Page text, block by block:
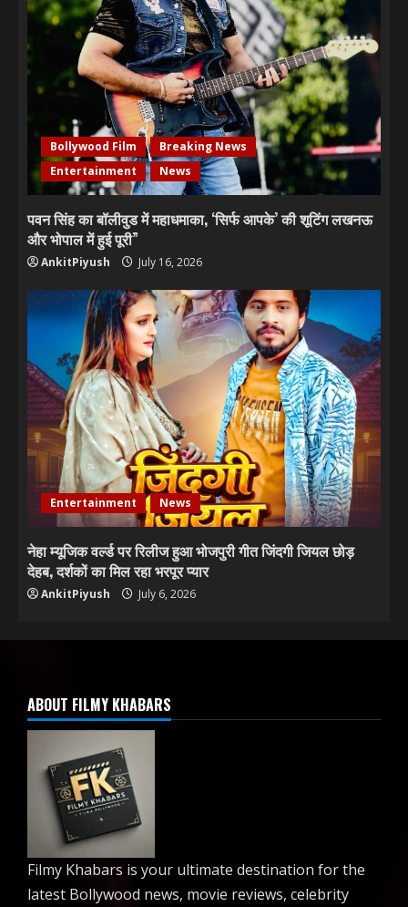
Bollywood Film
Breaking News
Entertainment
News
पवन सिंह का बॉलीवुड में महाधमाका, ‘सिर्फ आपके’ की शूटिंग लखनऊ
और भोपाल में हुई पूरी”
AnkitPiyush July 16, 2026
Entertainment News
नेहा म्यूजिक वर्ल्ड पर रिलीज हुआ भोजपुरी गीत जिंदगी जियल छोड़
देहब, दर्शकों का मिल रहा भरपूर प्यार
AnkitPiyush July 6, 2026
ABOUT FILMY KHABARS
Filmy Khabars is your ultimate destination for the
latest Bollywood news, movie reviews, celebrity